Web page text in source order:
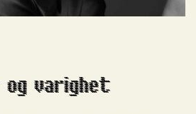
og varighet